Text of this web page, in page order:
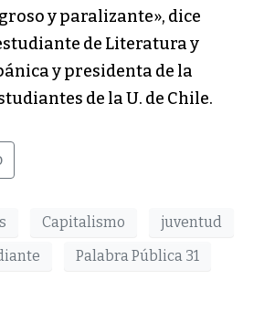
y paralizante», dice
de Literatura y
y presidenta de la
de la U. de Chile.
Capitalismo
juventud
Palabra Pública 31